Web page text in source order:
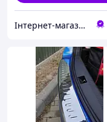
Інтернет-магазин Tuning